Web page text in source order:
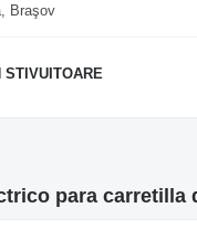
Braşov
STIVUITOARE
para carretilla